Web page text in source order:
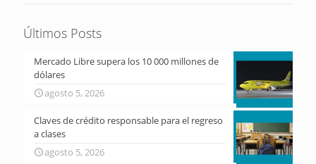
Últimos Posts
Mercado Libre supera los 10 000 millones de
dólares
agosto 5, 2026
Claves de crédito responsable para el regreso
a clases
agosto 5, 2026